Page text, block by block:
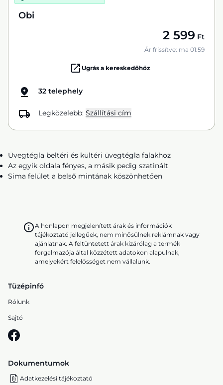
Obi
2 599 Ft
Ár frissítve: ma 01:59
Ugrás a kereskedőhöz
32 telephely
Legközelebb: Szállítási cím
Üvegtégla beltéri és kültéri üvegtégla falakhoz
Az egyik oldala fényes, a másik pedig szatinált
Sima felület a belső mintának köszönhetően
A honlapon megjelenített árak és információk
tájékoztató jellegűek, nem minősülnek reklámnak vagy
ajánlatnak. A feltüntetett árak kizárólag a termék
forgalmazója által közzétett adatokon alapulnak,
amelyekért felelősséget nem vállalunk.
Tüzépinfó
Rólunk
Sajtó
Dokumentumok
Adatkezelési tájékoztató